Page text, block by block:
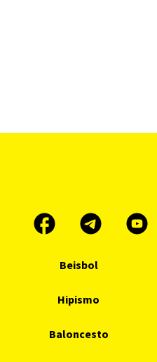
Beisbol
Hipismo
Baloncesto